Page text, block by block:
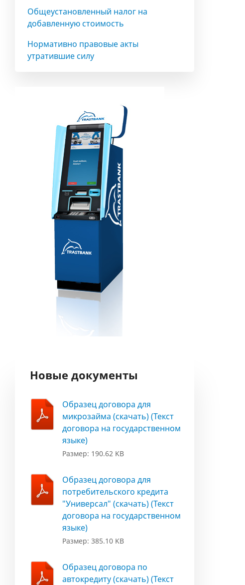
Общеустановленный налог на
добавленную стоимость
Нормативно правовые акты
утратившие силу
Новые документы
Образец договора для
микрозайма (скачать) (Текст
договора на государственном
языке)
Размер: 190.62 KB
Образец договора для
потребительского кредита
"Универсал" (скачать) (Текст
договора на государственном
языке)
Размер: 385.10 KB
Образец договора по
автокредиту (скачать) (Текст